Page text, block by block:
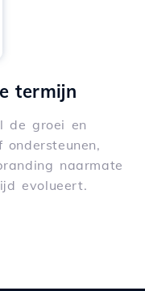
termijn
de groei en
naarmate
evolueert.